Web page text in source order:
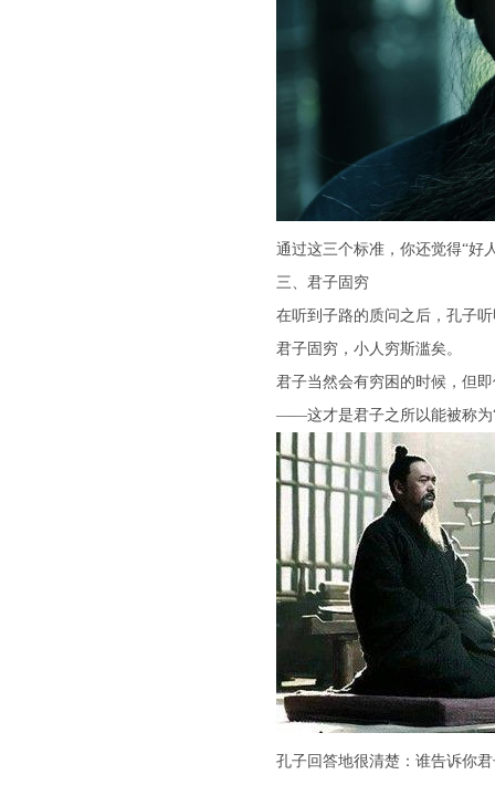
通过这三个标准，你还觉得“好
三、君子固穷
在听到子路的质问之后，孔子
君子固穷，小人穷斯滥矣。
君子当然会有穷困的时候，但
——这才是君子之所以能被称为
孔子回答地很清楚：谁告诉你